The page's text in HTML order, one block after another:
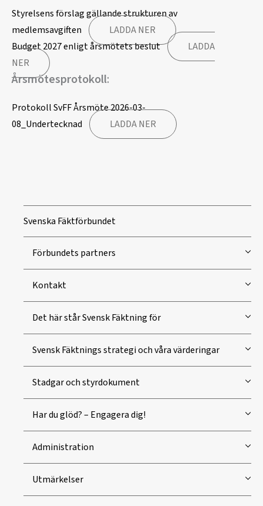
Styrelsens förslag gällande strukturen av
medlemsavgiften
LADDA NER
Budget 2027 enligt årsmötets beslut
LADDA
NER
Årsmötesprotokoll:
Protokoll SvFF Årsmöte 2026-03-
08_Undertecknad
LADDA NER
Svenska Fäktförbundet
Förbundets partners
Kontakt
Det här står Svensk Fäktning för
Svensk Fäktnings strategi och våra värderingar
Stadgar och styrdokument
Har du glöd? – Engagera dig!
Administration
Utmärkelser